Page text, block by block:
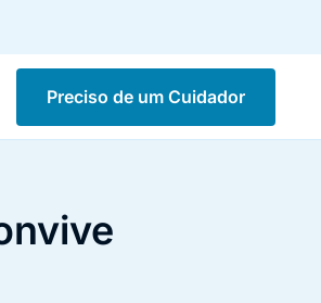
Preciso de um Cuidador